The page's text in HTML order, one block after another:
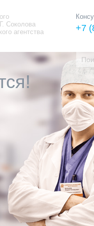
Соколова
агентства
+7